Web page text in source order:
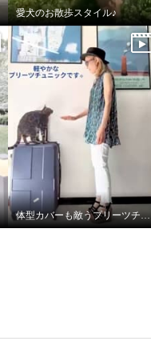
愛犬のお散歩スタイル♪
体型カバーも敵うプリーツチュニック